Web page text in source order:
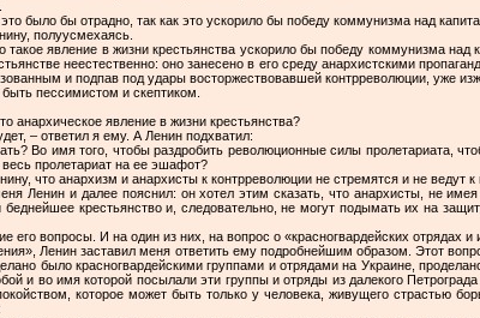
было бы отрадно, так как это ускорило бы победу коммунизма над
полуусмехаясь.
такое явление в жизни крестьянства ускорило бы победу коммунизма
неестественно: оно занесено в его среду анархистскими
и подпав под удары восторжествовавшей контрреволюции, уже
пессимистом и скептиком.
анархическое явление в жизни крестьянства?
– ответил я ему. А Ленин подхватил:
Во имя того, чтобы раздробить революционные силы пролетариата,
пролетариат на ее эшафот?
что анархизм и анархисты к контрреволюции не стремятся и не ведут к
Ленин и далее пояснил: он хотел этим сказать, что анархисты, не
беднейшее крестьянство и, следовательно, не могут подымать их на
его вопросы. И на один из них, на вопрос о «красногвардейских
Ленин заставил меня ответить ему подробнейшим образом. Этот
было красногвардейскими группами и отрядами на Украине,
и во имя которой посылали эти группы и отряды из далекого
которое может быть только у человека, живущего страстью